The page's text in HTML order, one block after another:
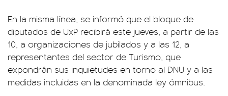
En la misma línea, se informó que el bloque de
diputados de UxP recibirá este jueves, a partir de las
10, a organizaciones de jubilados y a las 12, a
representantes del sector de Turismo, que
expondrán sus inquietudes en torno al DNU y a las
medidas incluidas en la denominada ley ómnibus.